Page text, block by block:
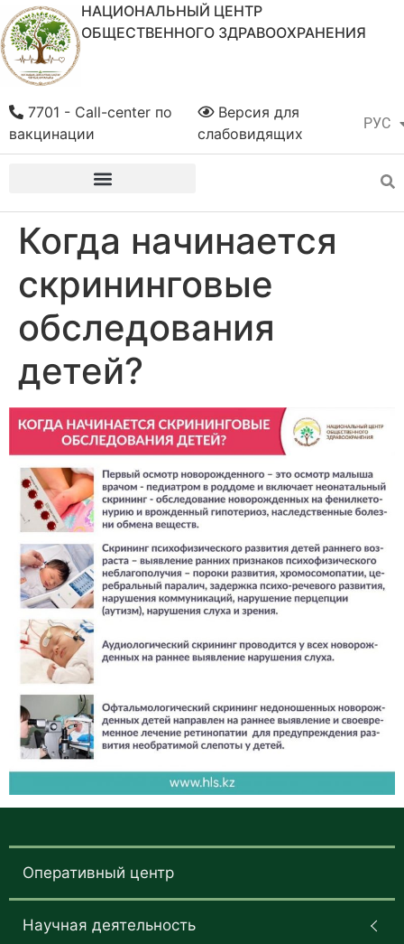
НАЦИОНАЛЬНЫЙ ЦЕНТР
ОБЩЕСТВЕННОГО ЗДРАВООХРАНЕНИЯ
РУС
ҚАЗ
Версия для
слабовидящих
7701 - Call-center по
вакцинации
Когда начинается
скрининговые
обследования
детей?
Оперативный центр
Научная деятельность